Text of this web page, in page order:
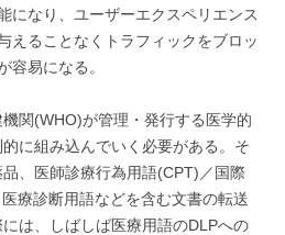
になり、ユーザーエクスペリエンス
えることなくトラフィックをブロッ
容易になる。
関(WHO)が管理・発行する医学的
に組み込んでいく必要がある。そ
、医師診療行為用語(CPT)／国際
療診断用語などを含む文書の転送
は、しばしば医療用語のDLPへの